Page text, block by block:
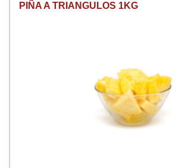
PIÑA A TRIANGULOS 1KG